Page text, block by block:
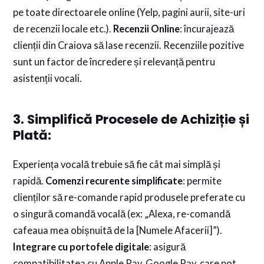
pe toate directoarele online (Yelp, pagini aurii, site-uri
de recenzii locale etc.). Recenzii Online: încurajează
clienții din Craiova să lase recenzii. Recenziile pozitive
sunt un factor de încredere și relevanță pentru
asistenții vocali.
3. Simplifică Procesele de Achiziție și
Plată:
Experiența vocală trebuie să fie cât mai simplă și
rapidă. Comenzi recurente simplificate: permite
clienților să re-comande rapid produsele preferate cu
o singură comandă vocală (ex: „Alexa, re-comandă
cafeaua mea obișnuită de la [Numele Afacerii]”).
Integrare cu portofele digitale: asigură